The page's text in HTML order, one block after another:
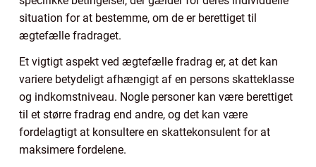
situation for at bestemme, om de er berettiget til
ægtefælle fradraget.
Et vigtigt aspekt ved ægtefælle fradrag er, at det kan
variere betydeligt afhængigt af en persons skatteklasse
og indkomstniveau. Nogle personer kan være berettiget
til et større fradrag end andre, og det kan være
fordelagtigt at konsultere en skattekonsulent for at
maksimere fordelene.